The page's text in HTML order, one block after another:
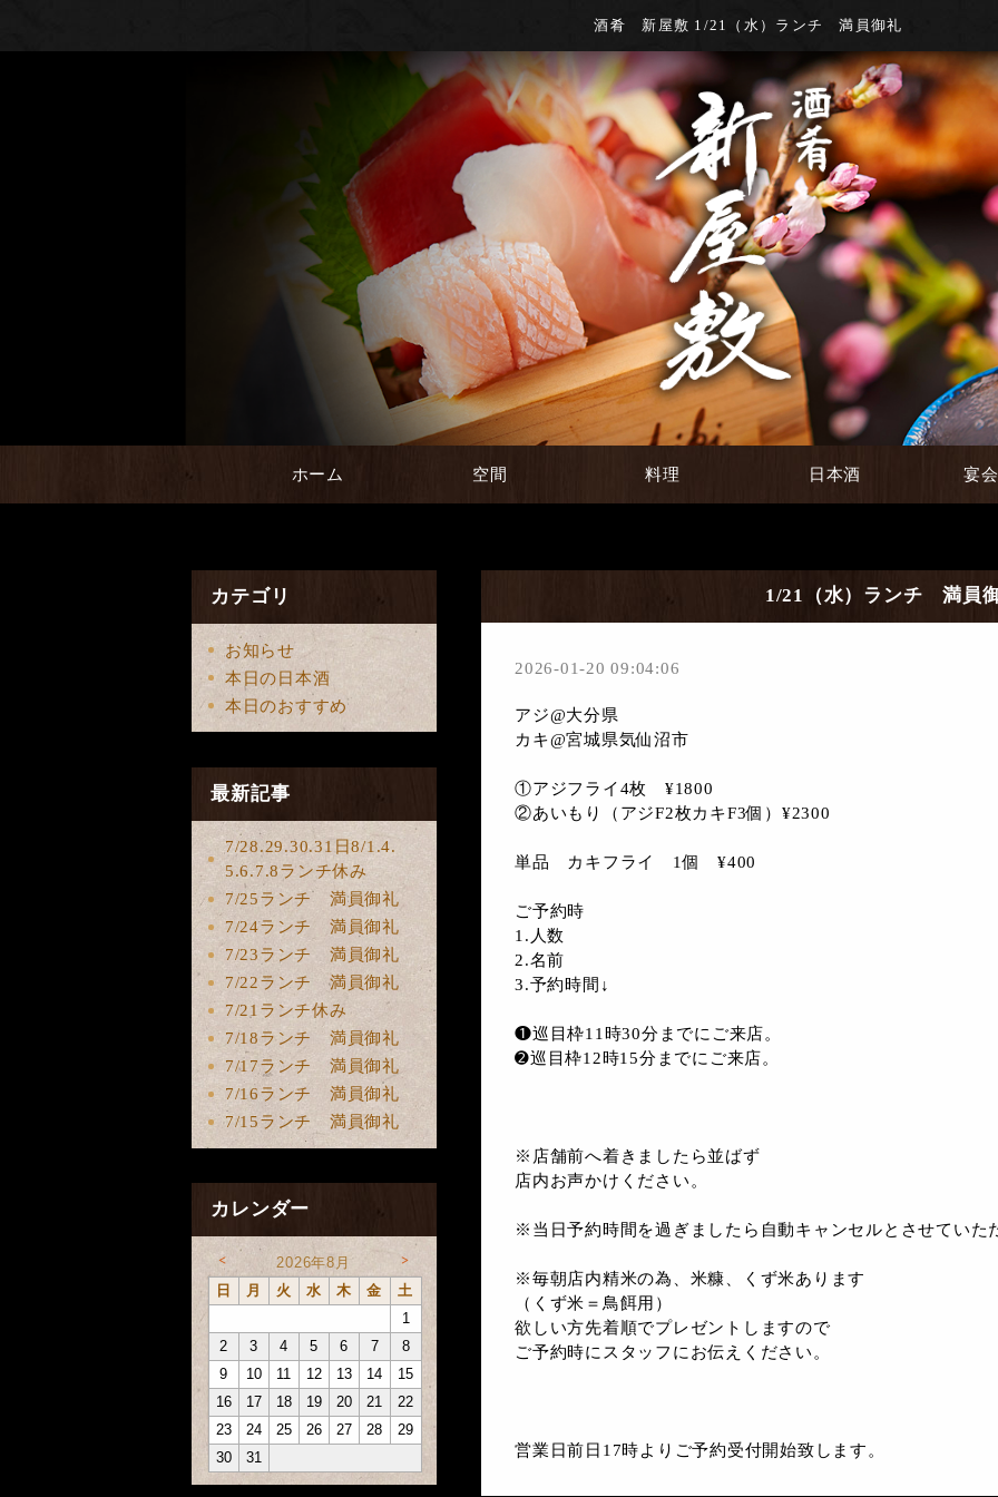
酒肴 新屋敷 1/21（水）ランチ 満員御礼
ホーム 空間 料理 日本酒 宴
カテゴリ
お知らせ
本日の日本酒
本日のおすすめ
最新記事
7/28.29.30.31日8/1.4.
5.6.7.8ランチ休み
7/25ランチ 満員御礼
7/24ランチ 満員御礼
7/23ランチ 満員御礼
7/22ランチ 満員御礼
7/21ランチ休み
7/18ランチ 満員御礼
7/17ランチ 満員御礼
7/16ランチ 満員御礼
7/15ランチ 満員御礼
カレンダー
< 2026年8月 >
日 月 火 水 木 金
土
1
2
3 4 5 6 7
8
9
10 11 12 13 14
15
16
17 18 19 20 21
22
23
24 25 26 27 28
29
30
31
1/21（水）ランチ 満員
2026-01-20 09:04:06
アジ@大分県
カキ@宮城県気仙沼市
①アジフライ4枚 ¥1800
②あいもり（アジF2枚カキF3個）¥2300
単品 カキフライ 1個 ¥400
ご予約時
1.人数
2.名前
3.予約時間↓
❶巡目枠11時30分までにご来店。
➋巡目枠12時15分までにご来店。
※店舗前へ着きましたら並ばず
店内お声かけください。
※当日予約時間を過ぎましたら自動キャンセルとさせていた
※毎朝店内精米の為、米糠、くず米あります
（くず米＝鳥餌用）
欲しい方先着順でプレゼントしますので
ご予約時にスタッフにお伝えください。
営業日前日17時よりご予約受付開始致します。